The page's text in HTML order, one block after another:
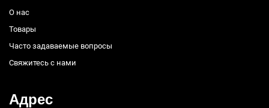
О нас
Товары
Часто задаваемые вопросы
Свяжитесь с нами
Адрес